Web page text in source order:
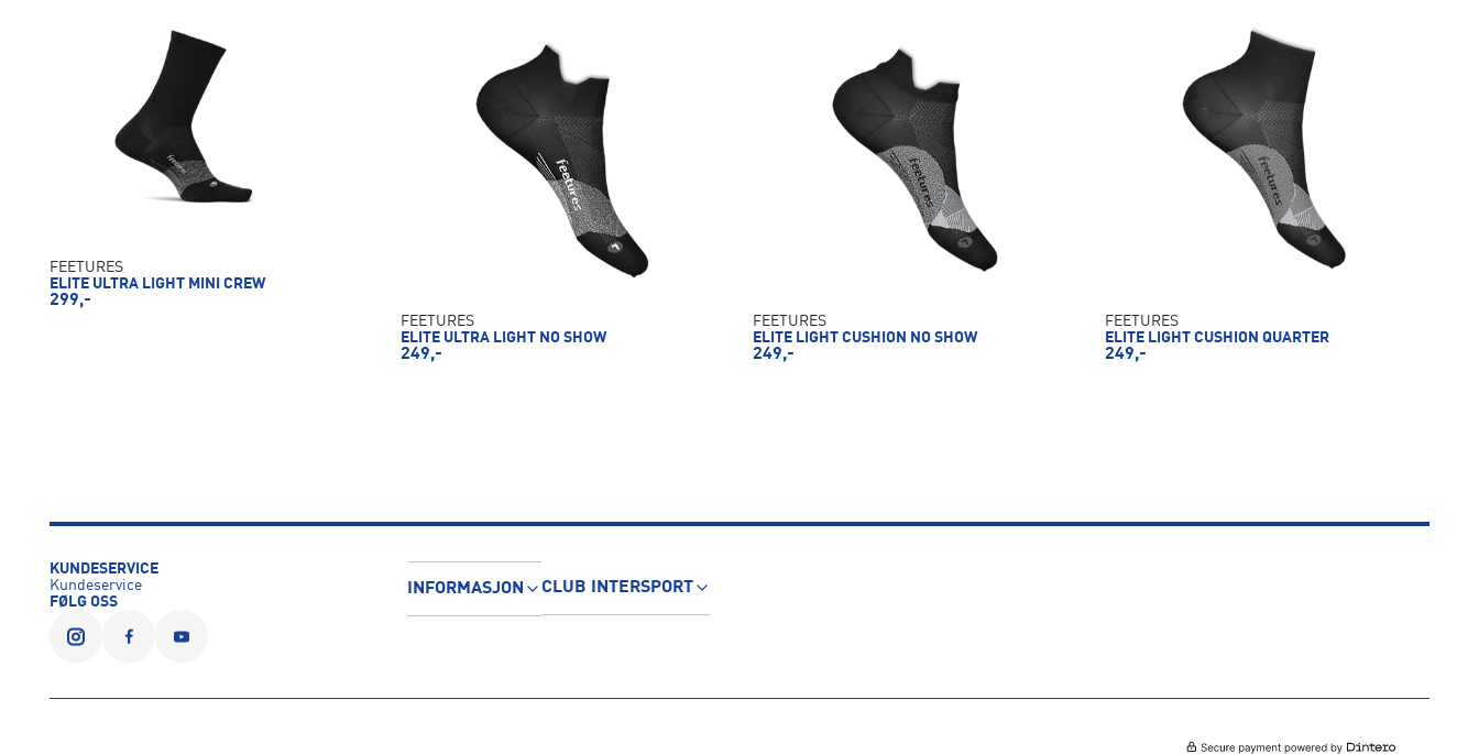
FEETURES
ELITE ULTRA LIGHT MINI CREW
299,-
FEETURES
ELITE ULTRA LIGHT NO SHOW
249,-
FEETURES
ELITE LIGHT CUSHION NO SHOW
249,-
FEETURES
ELITE LIGHT CUSHION QUARTER
249,-
KUNDESERVICE
Kundeservice
FØLG OSS
INFORMASJON CLUB INTERSPORT